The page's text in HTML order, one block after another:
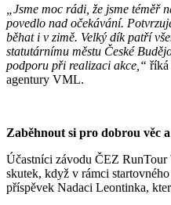
„Jsme moc rádi, že jsme téměř
povedlo nad očekávání.
běhat i v zimě. Velký dík patří
statutárnímu městu České
podporu při realizaci akce,“ říká
agentury VML.
Zaběhnout si pro dobrou věc
Účastníci závodu ČEZ
skutek, když v rámci
příspěvek Nadaci Leontinka,